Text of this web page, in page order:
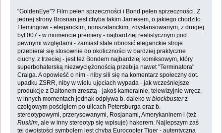
"GoldenEye"? Film pełen sprzeczności i Bond pełen sprzeczności. Z
jednej strony Brosnan jest chyba takim Jamesem, o jakiego chodziło
Flemingowi - eleganckim, nonszalanckim, zdystansowanym, z drugiej
był 007 - w momencie premiery - najbardziej realistycznym pod
pewnymi względami - zamiast stale obnosić eleganckie stroje
przebierał się stosownie do okoliczności w bardziej praktyczne
ciuchy, z trzeciej - jest też Bondem najbardziej komiksowym, który
superbohaterską niezwyciężonością przebija nawet "Terminatora"
Craiga. A opowieść o nim - niby sili się na komentarz społeczny dot.
upadku ZSRR, niby w wielu ujęciach wypada - jak wcześniejsze
produkcje z Daltonem zresztą - jakoś kameralnie, telewizyjnie wręcz,
w innych momentach jednak odpływa b. daleko w blockbusterz
czołgowym pościgiem po ulicach Petersburga oraz b.
stereotypowymi, przerysowanymi, Rosjanami, Amerykaninem i (też
Ruskim, ale w inny stereotyp się wpisuje) hakerem. Najlepszym zaś
tej dwoistości symbolem jest chyba Eurocopter Tiger - autentyczna